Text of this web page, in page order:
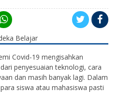
Covid-19 mengisahkan
penyesuaian teknologi, cara
dan masih banyak lagi. Dalam
siswa atau mahasiswa pasti